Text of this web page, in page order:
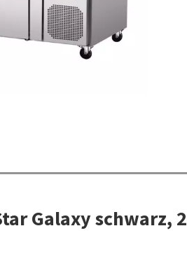
Galaxy schwarz, 2